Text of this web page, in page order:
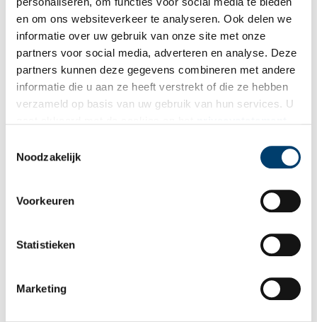
en om ons websiteverkeer te analyseren. Ook delen we
informatie over uw gebruik van onze site met onze
partners voor social media, adverteren en analyse. Deze
partners kunnen deze gegevens combineren met andere
informatie die u aan ze heeft verstrekt of die ze hebben
verzameld op basis van uw gebruik van hun services. U
Noodzakelijk
Voorkeuren
Statistieken
Marketing
E-mail*
Vink dit aan als u op de hoogte gehouden wil worden.